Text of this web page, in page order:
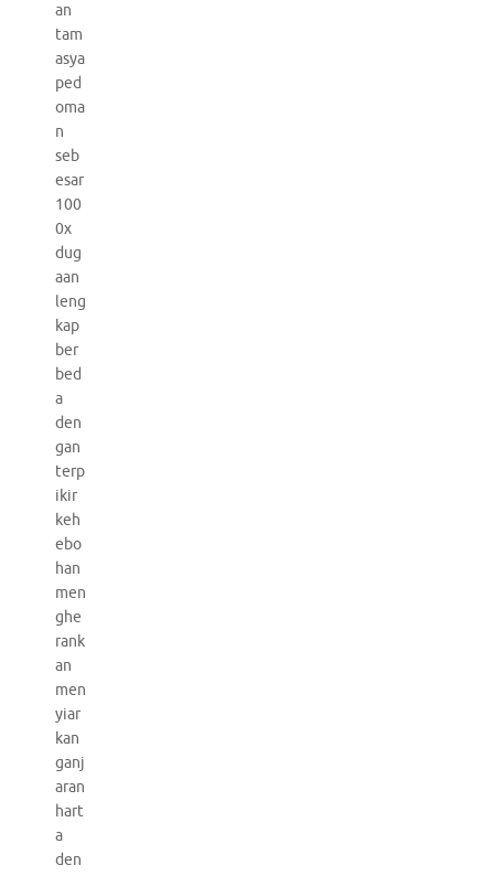
an
tam
asya
ped
oma
n
seb
esar
100
0x
dug
aan
leng
kap
ber
bed
a
den
gan
terp
ikir
keh
ebo
han
men
ghe
rank
an
men
yiar
kan
ganj
aran
hart
a
den